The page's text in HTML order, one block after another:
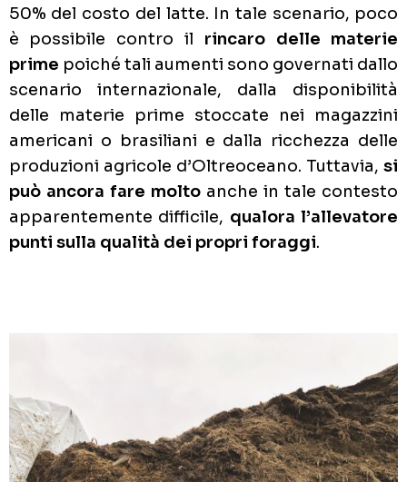
50% del costo del latte. In tale scenario, poco
è possibile contro il rincaro delle materie
prime poiché tali aumenti sono governati dallo
scenario internazionale, dalla disponibilità
delle materie prime stoccate nei magazzini
americani o brasiliani e dalla ricchezza delle
produzioni agricole d’Oltreoceano. Tuttavia,si
può ancora fare moltoanche in tale contesto
apparentemente difficile, qualora l’allevatore
punti sulla qualità dei propri foraggi.